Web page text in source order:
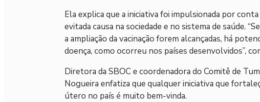
Ela explica que a iniciativa foi impulsionada por
evitada causa na sociedade e no sistema de saúde.
a ampliação da vacinação forem alcançadas, há
doença, como ocorreu nos países desenvolvidos”,
Diretora da SBOC e coordenadora do Comitê de
Nogueira enfatiza que qualquer iniciativa que
útero no país é muito bem-vinda.